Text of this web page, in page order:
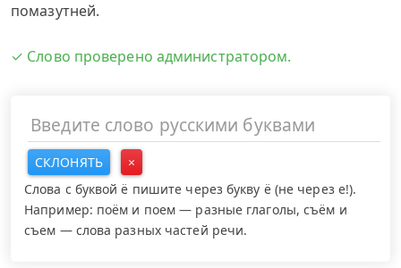
помазутней.
✓ Слово проверено администратором.
СКЛОНЯТЬ
×
Слова с буквой ё пишите через букву ё (не через е!).
Например: поём и поем — разные глаголы, съём и
съем — слова разных частей речи.